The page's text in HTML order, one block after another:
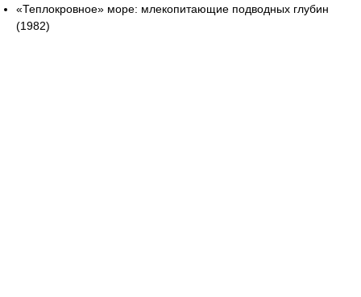
«Теплокровное» море: млекопитающие подводных глубин
(1982)